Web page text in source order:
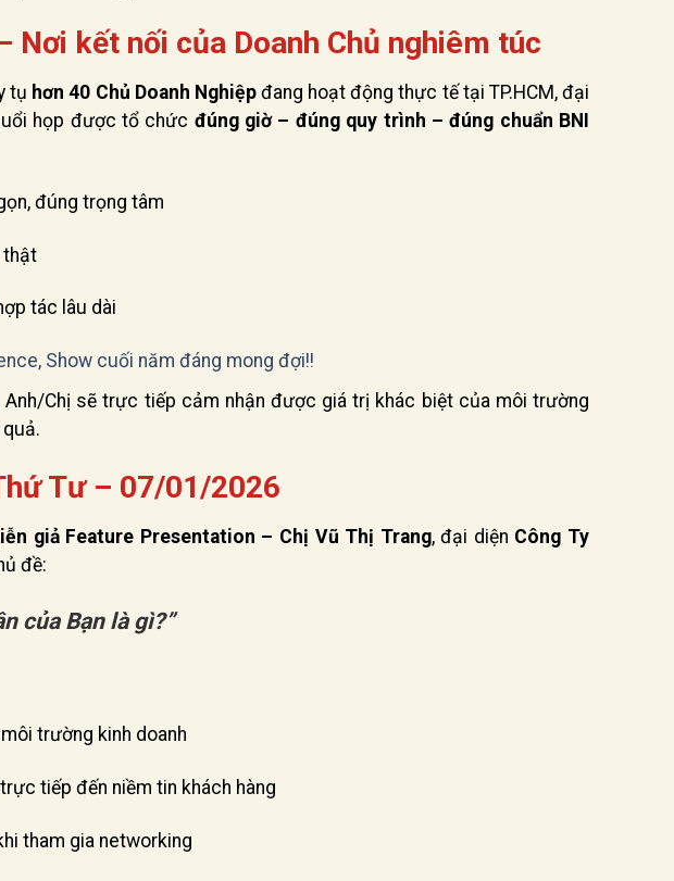
Nơi kết nối của Doanh Chủ nghiêm túc
tụ hơn 40 Chủ Doanh Nghiệpđang hoạt động thực tế tại TP.HCM, đại
họp được tổ chức đúng giờ – đúng quy trình – đúng chuẩn BNI
đúng trọng tâm
thật
tác lâu dài
Show cuối năm đáng mong đợi!!
Anh/Chị sẽ trực tiếp cảm nhận được giá trị khác biệt của môi trường
Tư – 07/01/2026
giả Feature Presentation – Chị Vũ Thị Trang, đại diện Công Ty
đề:
của Bạn là gì?”
trường kinh doanh
tiếp đến niềm tin khách hàng
tham gia networking